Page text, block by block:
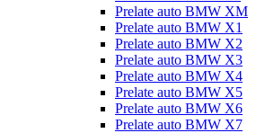
Prelate auto BMW XM
Prelate auto BMW X1
Prelate auto BMW X2
Prelate auto BMW X3
Prelate auto BMW X4
Prelate auto BMW X5
Prelate auto BMW X6
Prelate auto BMW X7